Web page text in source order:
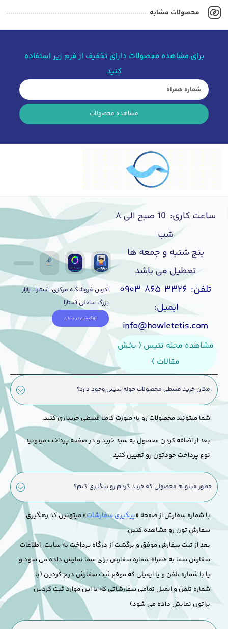
محصولات مشابه
برای مشاهده محصولات دارای تخفیف از فرم زیر استفاده
کنید
مشاهده محصولات
ساعت کاری: 10 صبح الی ۸
شب
پنج شنبه و جمعه ها
تعطیل می باشد
تلفن: ۳۳۲۶ ۸۶۵ ۰۹۰۳
ایمیل:
info@howletetis.com
مشاهده مجله تتیس ( بخش
مقالات )
آدرس فروشگاه مرکزی: آستارا ، بازار
بزرگ ساحلی آستارا
لوکیشن در نشان
امکان خرید قسطی محصولات حوله تتیس وجود دارد؟
شما میتونید محصولات رو به صورت کاملا قسطی خریداری کنید.
بعد از اضافه کردن محصول به سبد خرید و در صفحه پرداخت میتونید
نوع پرداخت خودتون رو تعیین کنید
چطور میتونم محصولی که خرید کردم رو پیگیری کنم؟
با شماره سفارش از صفحه «پیگیری سفارشات» میتونین کد رهگیری
سفارش تون رو مشاهده کنین.
بعد از ثبت سفارش موفق و برگشت از درگاه پرداخت به سایت، اطلاعات
سفارش شما به همراه شماره سفارش برای شما نمایش داده می شود.و
یا با شماره تلفن و یا ایمیلی که موقع ثبت سفارش درج کردین (با
شماره تلفن و ایمیل تمامی سفارشاتی که با این موارد ثبت کردین
براتون نمایش داده می شود)